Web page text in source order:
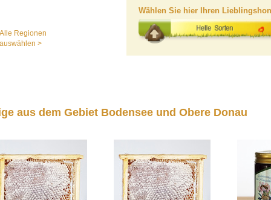
Alle Regionen
auswählen >
Wählen Sie hier Ihren
aus dem Gebiet Bodensee und Obere Donau